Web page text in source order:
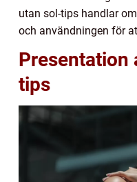
utan sol-tips handlar
och användningen för
Presentation
tips